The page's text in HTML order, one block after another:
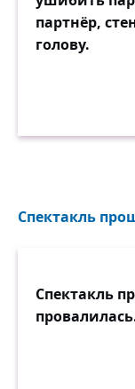
партнёр,
голову.
Спектакль
Спектакль